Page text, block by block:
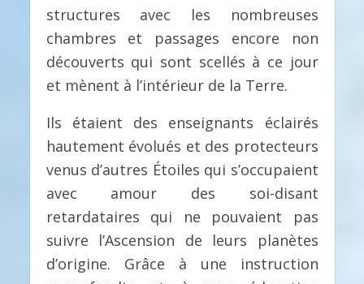
structures avec les nombreuses
chambres et passages encore non
découverts qui sont scellés à ce jour
et mènent à l’intérieur de la Terre.
Ils étaient des enseignants éclairés
hautement évolués et des protecteurs
venus d’autres Étoiles qui s’occupaient
avec amour des soi-disant
retardataires qui ne pouvaient pas
suivre l’Ascension de leurs planètes
d’origine. Grâce à une instruction